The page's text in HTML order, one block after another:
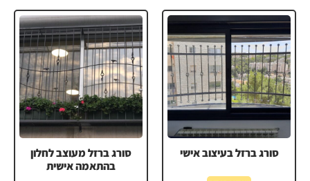
סורג ברזל בעיצוב אישי
סורג ברזל מעוצב לחלון
בהתאמה אישית